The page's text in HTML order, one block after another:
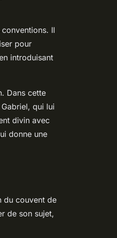
Il
pour
introduisant
Dans cette
qui lui
divin avec
donne une
du couvent de
de son sujet,